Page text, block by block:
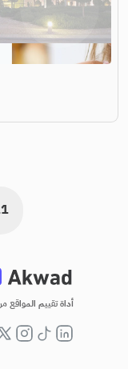
أداة تقييم المواقع